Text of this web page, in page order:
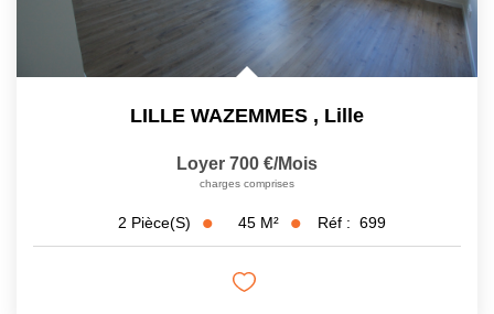
LILLE WAZEMMES , Lille
Loyer 700 €/mois
charges comprises
2 Pièce(s) 45 M² Réf : 699